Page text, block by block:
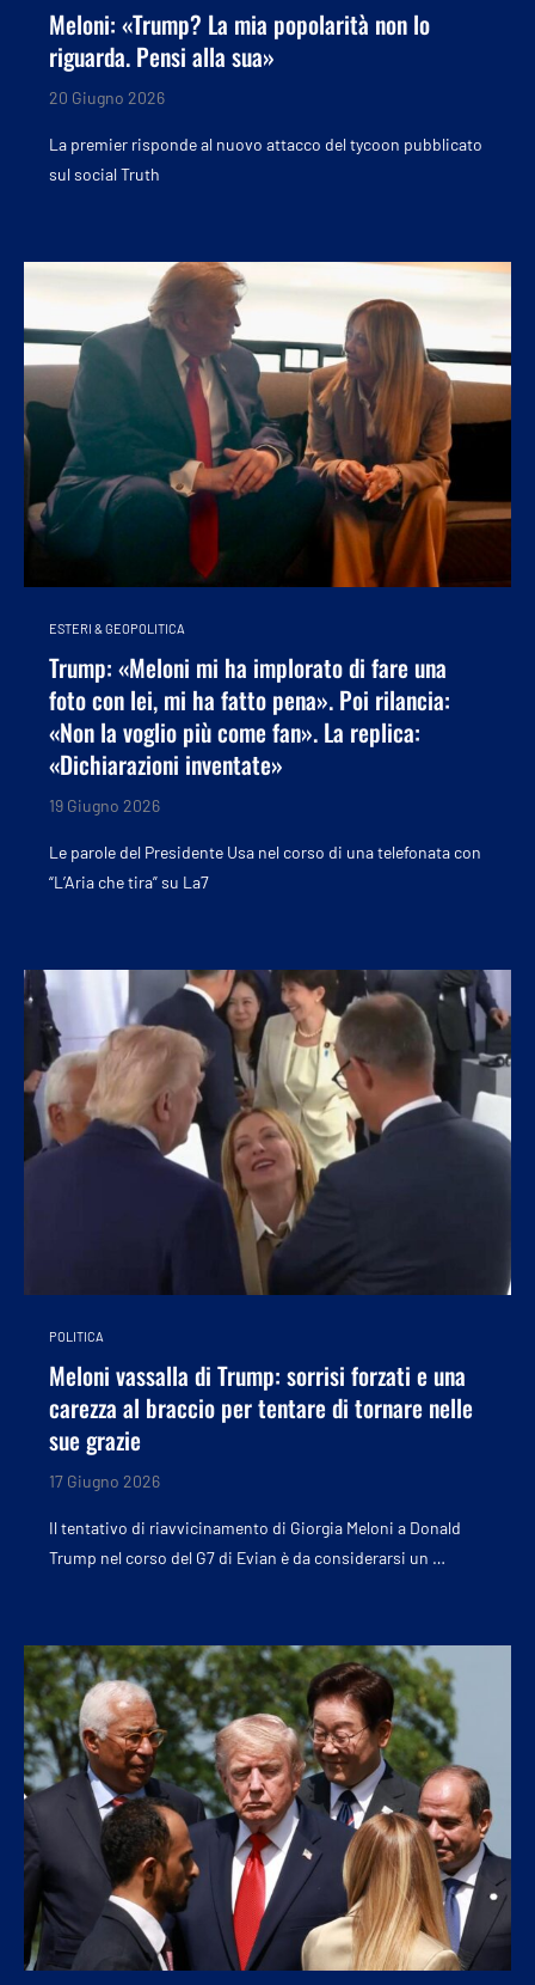
Meloni: «Trump? La mia popolarità non lo
riguarda. Pensi alla sua»
20 Giugno 2026
La premier risponde al nuovo attacco del tycoon pubblicato
sul social Truth
ESTERI & GEOPOLITICA
Trump: «Meloni mi ha implorato di fare una
foto con lei, mi ha fatto pena». Poi rilancia:
«Non la voglio più come fan». La replica:
«Dichiarazioni inventate»
19 Giugno 2026
Le parole del Presidente Usa nel corso di una telefonata con
“L’Aria che tira” su La7
POLITICA
Meloni vassalla di Trump: sorrisi forzati e una
carezza al braccio per tentare di tornare nelle
sue grazie
17 Giugno 2026
Il tentativo di riavvicinamento di Giorgia Meloni a Donald
Trump nel corso del G7 di Evian è da considerarsi un …